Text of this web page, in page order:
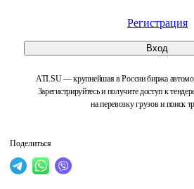
Регистрация
Вход
ATI.SU — крупнейшая в России биржа
Зарегистрируйтесь и получите доступ к
на перевозку грузов и поиск
Поделиться